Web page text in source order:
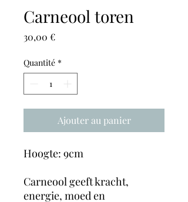
Carneool toren
30,00 €Prix
Quantité *
Ajouter au panier
Hoogte: 9cm
Carneool geeft kracht,
energie, moed en